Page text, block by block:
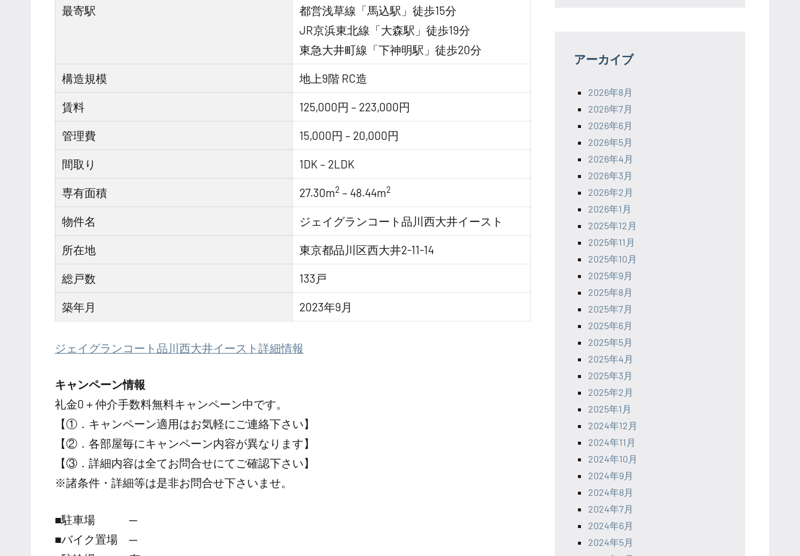
最寄駅
都営浅草線「馬込駅」徒歩15分
JR京浜東北線「大森駅」徒歩19分
東急大井町線「下神明駅」徒歩20分
構造規模 地上9階 RC造
賃料 125,000円 – 223,000円
管理費 15,000円 – 20,000円
間取り 1DK – 2LDK
専有面積 27.30m2 – 48.44m2
物件名 ジェイグランコート品川西大井イースト
所在地 東京都品川区西大井2-11-14
総戸数 133戸
築年月 2023年9月
ジェイグランコート品川西大井イースト詳細情報
キャンペーン情報
礼金0 ＋仲介手数料無料キャンペーン中です。
【①．キャンペーン適用はお気軽にご連絡下さい】
【②．各部屋毎にキャンペーン内容が異なります】
【③．詳細内容は全てお問合せにてご確認下さい】
※諸条件・詳細等は是非お問合せ下さいませ。
■駐車場 ─
■バイク置場 ─
アーカイブ
2026年8月
2026年7月
2026年6月
2026年5月
2026年4月
2026年3月
2026年2月
2026年1月
2025年12月
2025年11月
2025年10月
2025年9月
2025年8月
2025年7月
2025年6月
2025年5月
2025年4月
2025年3月
2025年2月
2025年1月
2024年12月
2024年11月
2024年10月
2024年9月
2024年8月
2024年7月
2024年6月
2024年5月